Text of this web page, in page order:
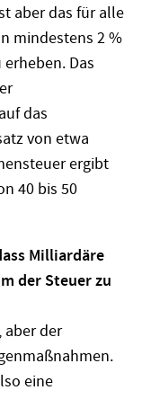
aber das für alle
mindestens 2 %
Das
das
von etwa
ergibt
40 bis 50
Milliardäre
der Steuer zu
aber der
eine